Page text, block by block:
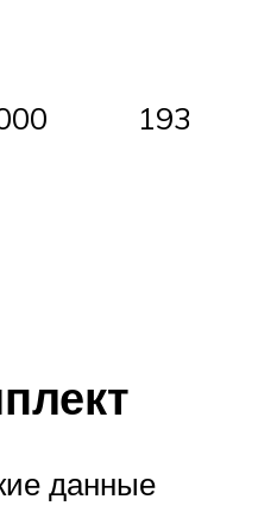
193
данные